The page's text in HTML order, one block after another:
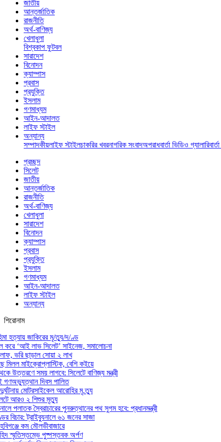
জাতীয়
আন্তর্জাতিক
রাজনীতি
অর্থ-বাণিজ্য
খেলাধুলা
বিশ্বকাপ ফুটবল
সারাদেশ
বিনোদন
ক্যাম্পাস
প্রবাস
প্রযুক্তি
ইসলাম
গণমাধ্যম
আইন-আদালত
লাইফ স্টাইল
অন্যান্য
সম্পাদকীয়লাইফ স্টাইলচাকরির খবরনাগরিক সংবাদঅপরাধবার্তা ভিডিও গ্যালারি
প্রচ্ছদ
সিলেট
জাতীয়
আন্তর্জাতিক
রাজনীতি
অর্থ-বাণিজ্য
খেলাধুলা
সারাদেশ
বিনোদন
ক্যাম্পাস
প্রবাস
প্রযুক্তি
ইসলাম
গণমাধ্যম
আইন-আদালত
লাইফ স্টাইল
অন্যান্য
শিরোনাম
হত্যায় জাকিরের মৃ/ত্যু/দ/ণ্ড
করে ‘আই লাভ সিলেট’ সাইনেজ, সমালোচনা
ভরি ছাড়াল সোয়া ২ লাখ
মিলল মাইক্রোপ্লাস্টিক, বেশি কইয়ে
উত্তরণে সময় লাগবে: সিলেটে বাণিজ্য মন্ত্রী
গণঅভ্যুত্থান দিবস পালিত
মোটরসাইকেল আরোহির মৃ.ত্যু
আরও ২ শিশুর মৃত্যু
পলাতক স্বৈরাচারের পুনরুত্থানের পথ সুগম হবে: প্রধানমন্ত্রী
বিচার: ট্রাইব্যুনালে ৬১ জনের সাজা
কম মৌলভীবাজারে
স্মৃতিস্তম্ভে পুষ্পস্তবক অর্পণ